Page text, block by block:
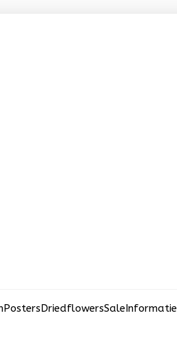
PostersDriedflowersSaleInformatie